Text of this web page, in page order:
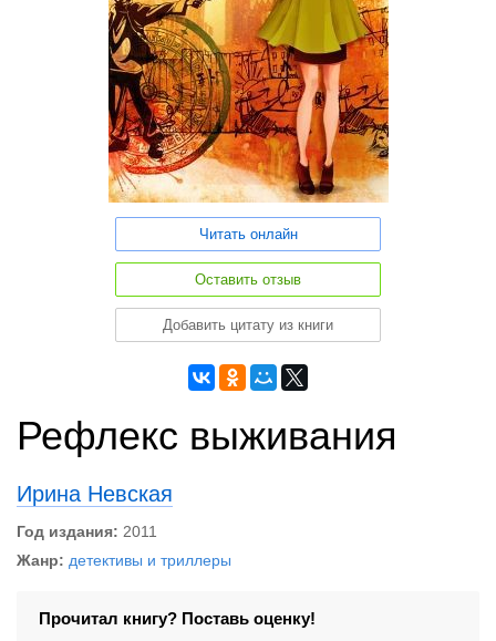
Читать онлайн
Оставить отзыв
Добавить цитату из книги
Рефлекс выживания
Ирина Невская
Год издания: 2011
Жанр: детективы и триллеры
Прочитал книгу? Поставь оценку!